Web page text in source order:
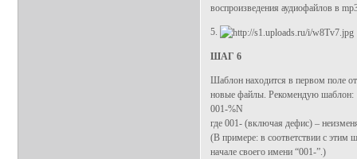
воспроизведения аудиофайлов в
5.
ШАГ 6
Шаблон находится в первом поле
новые файлы. Рекомендую шаблон:
001-%N
где 001- (включая дефис) –
(В примере: в соответствии с этим
начале своего имени “001-”.)